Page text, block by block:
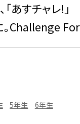
あすチャレ!」
。Challenge
5年生 6年生